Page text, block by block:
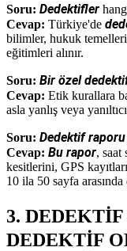
Soru: Dedektifler
Cevap: Türkiye'de
bilimler, hukuk
eğitimleri alınır.
Soru: Bir özel
Cevap: Etik kurallara
asla yanlış veya
Soru: Dedektif raporu
Cevap: Bu rapor, saat
kesitlerini, GPS
10 ila 50 sayfa arasında
3.
DEDEKTİF